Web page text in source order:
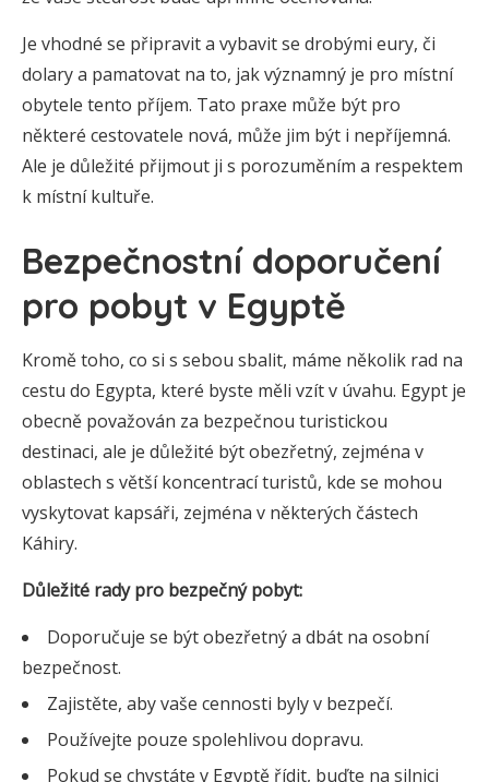
Je vhodné se připravit a vybavit se drobými eury, či
dolary a pamatovat na to, jak významný je pro místní
obytele tento příjem. Tato praxe může být pro
některé cestovatele nová, může jim být i nepříjemná.
Ale je důležité přijmout ji s porozuměním a respektem
k místní kultuře.
Bezpečnostní doporučení
pro pobyt v Egyptě
Kromě toho, co si s sebou sbalit, máme několik rad na
cestu do Egypta, které byste měli vzít v úvahu. Egypt je
obecně považován za bezpečnou turistickou
destinaci, ale je důležité být obezřetný, zejména v
oblastech s větší koncentrací turistů, kde se mohou
vyskytovat kapsáři, zejména v některých částech
Káhiry.
Důležité rady pro bezpečný pobyt:
Doporučuje se být obezřetný a dbát na osobní
bezpečnost.
Zajistěte, aby vaše cennosti byly v bezpečí.
Používejte pouze spolehlivou dopravu.
Pokud se chystáte v Egyptě řídit, buďte na silnici